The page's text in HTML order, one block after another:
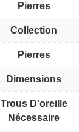
Pierres
Collection
Pierres
Dimensions
Trous D'oreille
Nécessaire